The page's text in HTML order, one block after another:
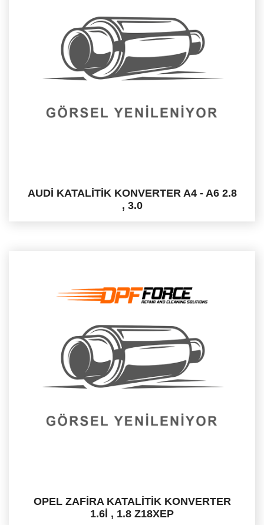
AUDİ KATALİTİK KONVERTER A4 - A6 2.8
, 3.0
OPEL ZAFİRA KATALİTİK KONVERTER
1.6İ , 1.8 Z18XEP